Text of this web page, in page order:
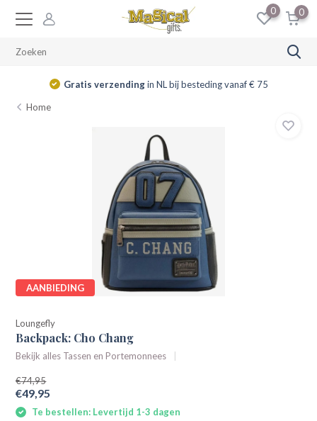
0 0
Gratis verzendingin NL bij besteding vanaf € 75
Home
AANBIEDING
Loungefly
Backpack: Cho Chang
Bekijk alles Tassen en Portemonnees
€74,95
€49,95
Te bestellen: Levertijd 1-3 dagen